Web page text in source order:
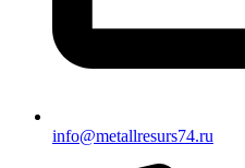
info@metallresurs74.ru